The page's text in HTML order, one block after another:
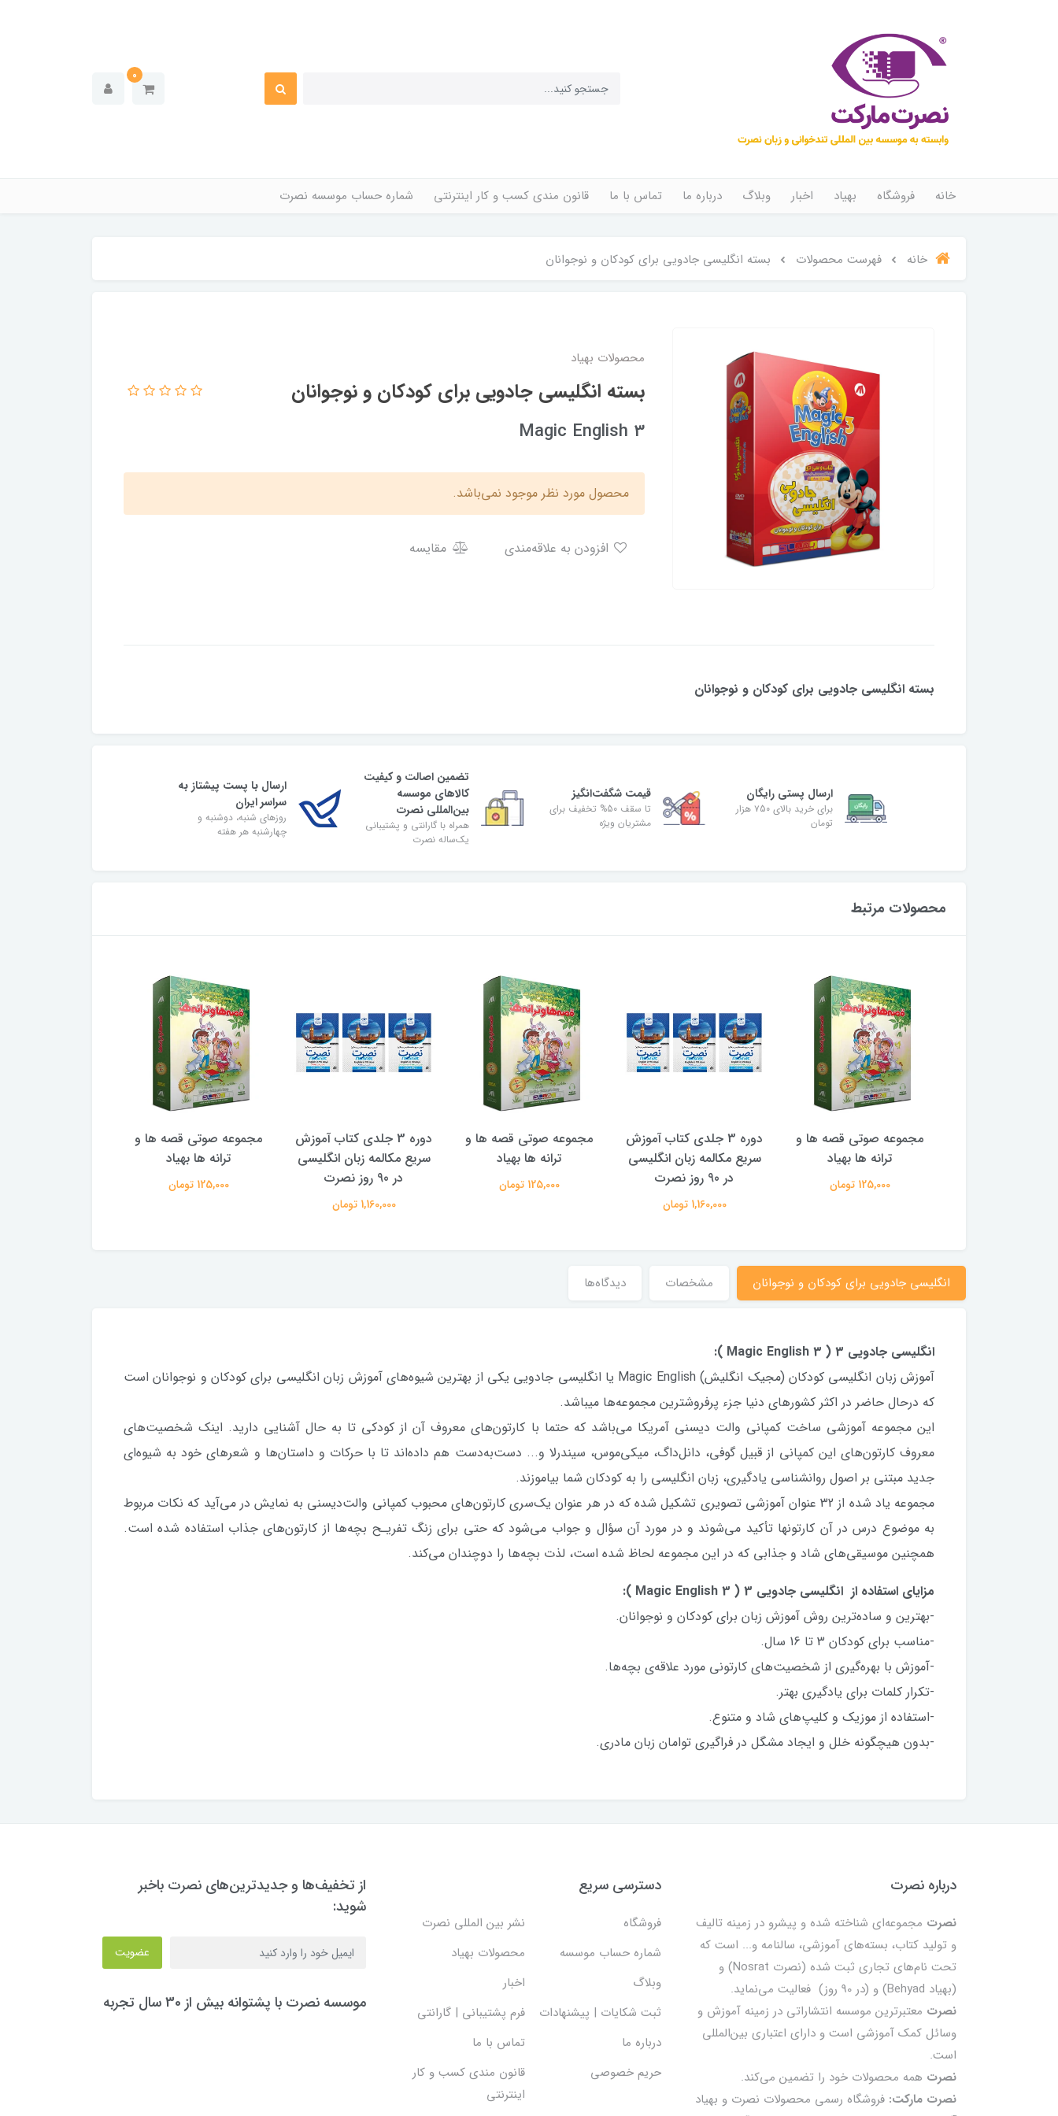
0
خانه فروشگاه بهیاد اخبار وبلاگ درباره ما تماس با ما قانون مندی کسب و کار اینترنتی شماره حساب موسسه نصرت
خانه فهرست محصولات بسته انگلیسی جادویی برای کودکان و نوجوانان
محصولات بهیاد
بسته انگلیسی جادویی برای کودکان و نوجوانان
Magic English 3
محصول مورد نظر موجود نمی‌باشد.
مقایسه
بسته انگلیسی جادویی برای کودکان و نوجوانان
ارسال پستی رایگان
برای خرید بالای ۷50 هزار
تومان
قیمت شگفت‌انگیز
تا سقف 50% تخفیف برای
مشتریان ویژه
تضمین اصالت و کیفیت
کالاهای موسسه
بین‌المللی نصرت
همراه با گارانتی و پشتیبانی
یک‌ساله نصرت
ارسال با پست پیشتاز به
سراسر ایران
روزهای شنبه، دوشنبه و
چهارشنبه هر هفته
محصولات مرتبط
مجموعه صوتی قصه ها و
ترانه ها بهیاد
125,000 تومان
دوره 3 جلدی کتاب آموزش
سریع مکالمه زبان انگلیسی
در 90 روز نصرت
1,160,000 تومان
مجموعه صوتی قصه ها و
ترانه ها بهیاد
125,000 تومان
دوره 3 جلدی کتاب آموزش
سریع مکالمه زبان انگلیسی
در 90 روز نصرت
1,160,000 تومان
مجموعه صوتی قصه ها و
ترانه ها بهیاد
125,000 تومان
انگلیسی جادویی برای کودکان و نوجوانان مشخصات دیدگاه‌ها
انگلیسی جادويی 3 ( Magic English 3 ):
آموزش زبان انگلیسی كودكان (مجیک انگلیش) Magic English یا انگلیسی جادویی یكی از بهترین شیوه‌های آموزش زبان انگلیسی برای كودكان و نوجوانان است
كه درحال حاضر در اكثر كشورهای دنیا جزء پرفروشترین مجموعه‌ها میباشد.
این مجموعه آموزشی ساخت كمپانی والت دیسنی آمریكا می‌باشد كه حتما با كارتون‌های معروف آن از كودكی تا به حال آشنایی دارید. اینک شخصیت‌های
معروف كارتون‌های این كمپانی از قبیل گوفی، دانل‌داگ، میكی‌موس، سیندرلا و... دست‌به‌دست هم داده‌اند تا با حركات و داستان‌ها و شعرهای خود به شیوه‌ای
جدید مبتنی بر اصول روانشناسی یادگیری، زبان انگلیسی را به كودكان شما بیاموزند.
مجموعه یاد شده از 32 عنوان آموزشی تصویری تشکیل شده که در هر عنوان یک‌سری کارتون‌های محبوب کمپانی والت‌دیسنی به نمایش در می‌آید که نکات مربوط
به موضوع درس در آن کارتونها تأکید می‌شوند و در مورد آن سؤال و جواب می‌شود که حتی برای زنگ تفریـح بچه‌ها از کارتون‌های جذاب استفاده شده است.
همچنین موسیقی‌های شاد و جذابی که در این مجموعه لحاظ شده است، لذت بچه‌ها را دوچندان می‌کند.
مزایای استفاده از انگليسی جادويی 3 ( Magic English 3 ):
-بهترين و ساده‌ترين روش آموزش زبان برای کودکان و نوجوانان.
-مناسب برای کودکان 3 تا 16 سال.
-آموزش با بهره‌گيری از شخصيت‌های کارتونی مورد علاقه‌ی بچه‌ها.
-تکرار کلمات برای يادگيری بهتر.
-استفاده از موزيک و كليپ‌های شاد و متنوع.
-بدون هيچگونه خلل و ايجاد مشگل در فراگيری توامان زبان مادری.
درباره نصرت
نصرت مجموعه‌ای شناخته شده و پیشرو در زمینه تالیف
و تولید کتاب، بسته‌های آموزشی، سالنامه و... است که
تحت نام‌های تجاری ثبت شده (نصرت Nosrat) و
(بهیاد Behyad) و (در 90 روز) فعالیت می‌نماید.
نصرت معتبرترین موسسه انتشاراتی در زمینه آموزش و
وسائل کمک آموزشی است و دارای اعتباری بین‌المللی
است.
نصرت همه محصولات خود را تضمين می‌كند.
نصرت مارکت:فروشگاه رسمی محصولات نصرت و بهیاد
دسترسی سریع
فروشگاه
نشر بین المللی نصرت
شماره حساب موسسه
محصولات بهیاد
وبلاگ
اخبار
ثبت شکایات | پیشنهادات
فرم پشتیبانی | گارانتی
درباره ما
تماس با ما
حریم خصوصی
قانون مندی کسب و کار
اینترنتی
از تخفیف‌ها و جدیدترین‌های نصرت باخبر
شوید:
عضویت
موسسه نصرت با پشتوانه بیش از 30 سال تجربه